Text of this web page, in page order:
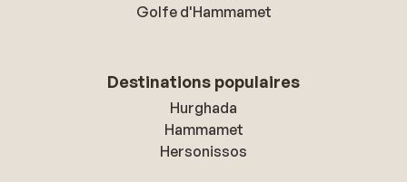
Golfe d'Hammamet
Destinations populaires
Hurghada
Hammamet
Hersonissos